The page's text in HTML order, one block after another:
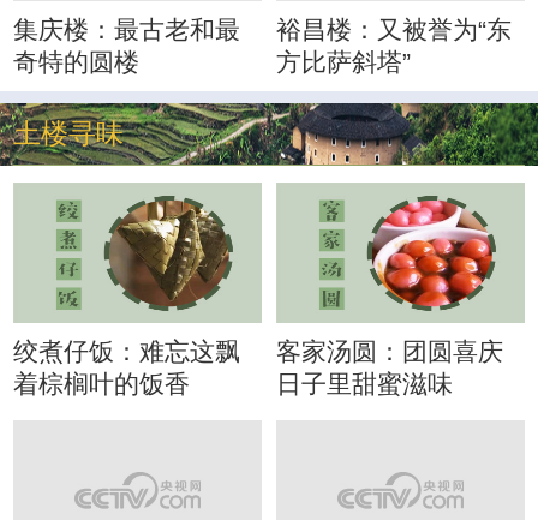
集庆楼：最古老和最
奇特的圆楼
裕昌楼：又被誉为“东
方比萨斜塔”
土楼寻味
绞煮仔饭：难忘这飘
着棕榈叶的饭香
客家汤圆：团圆喜庆
日子里甜蜜滋味